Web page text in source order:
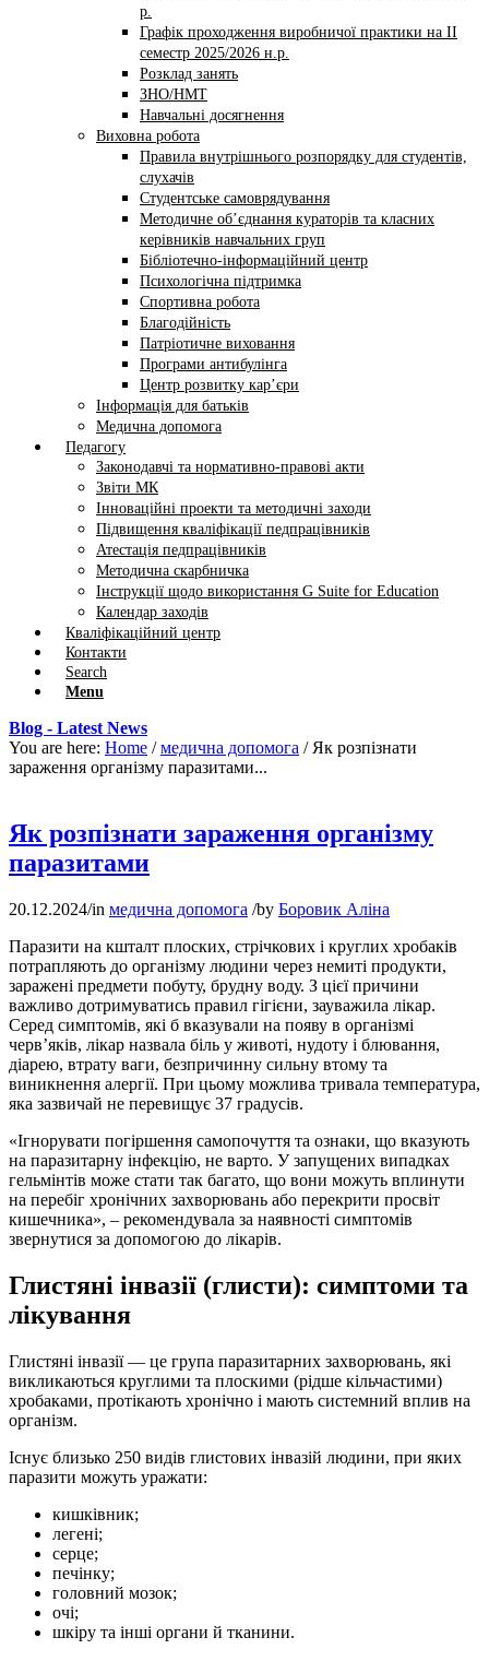
р.
Графік проходження виробничої практики на II
семестр 2025/2026 н.р.
Розклад занять
ЗНО/НМТ
Навчальні досягнення
Виховна робота
Правила внутрішнього розпорядку для студентів,
слухачів
Студентське самоврядування
Методичне об’єднання кураторів та класних
керівників навчальних груп
Бібліотечно-інформаційний центр
Психологічна підтримка
Спортивна робота
Благодійність
Патріотичне виховання
Програми антибулінга
Центр розвитку кар’єри
Інформація для батьків
Медична допомога
Педагогу
Законодавчі та нормативно-правові акти
Звіти МК
Інноваційні проекти та методичні заходи
Підвищення кваліфікації педпрацівників
Атестація педпрацівників
Методична скарбничка
Інструкції щодо використання G Suite for Education
Календар заходів
Кваліфікаційний центр
Контакти
Search
Menu
Blog - Latest News
You are here: Home / медична допомога / Як розпізнати
зараження організму паразитами...
Як розпізнати зараження організму
паразитами
20.12.2024/in медична допомога /by Боровик Аліна
Паразити на кшталт плоских, стрічкових і круглих хробаків
потрапляють до організму людини через немиті продукти,
заражені предмети побуту, брудну воду. З цієї причини
важливо дотримуватись правил гігієни, зауважила лікар.
Серед симптомів, які б вказували на появу в організмі
черв’яків, лікар назвала біль у животі, нудоту і блювання,
діарею, втрату ваги, безпричинну сильну втому та
виникнення алергії. При цьому можлива тривала температура,
яка зазвичай не перевищує 37 градусів.
«Ігнорувати погіршення самопочуття та ознаки, що вказують
на паразитарну інфекцію, не варто. У запущених випадках
гельмінтів може стати так багато, що вони можуть вплинути
на перебіг хронічних захворювань або перекрити просвіт
кишечника», – рекомендувала за наявності симптомів
звернутися за допомогою до лікарів.
Глистяні інвазії (глисти): симптоми та
лікування
Глистяні інвазії — це група паразитарних захворювань, які
викликаються круглими та плоскими (рідше кільчастими)
хробаками, протікають хронічно і мають системний вплив на
організм.
Існує близько 250 видів глистових інвазій людини, при яких
паразити можуть уражати:
кишківник;
легені;
серце;
печінку;
головний мозок;
очі;
шкіру та інші органи й тканини.